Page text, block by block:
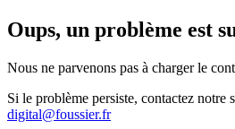
Oups, un problème est
Nous ne parvenons pas à charger le
Si le problème persiste, contactez notre
digital@foussier.fr